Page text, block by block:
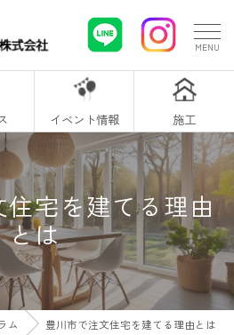
イベント情報 施工
宅を建てる理由
とは
ム 豊川市で注文住宅を建てる理由とは